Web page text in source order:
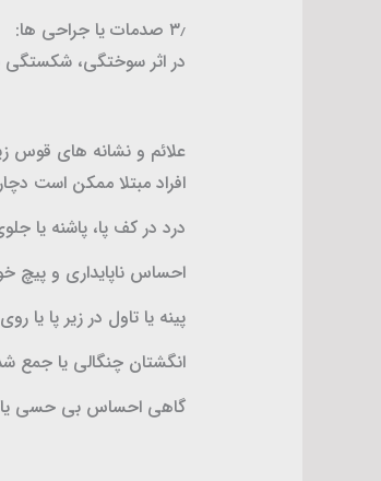
۳٫ صدمات یا جراحی ها:
در اثر سوختگی،
علائم و نشانه های قوس
افراد مبتلا ممکن است
درد در کف پا، پاشنه یا
احساس ناپایداری و پیچ
پینه یا تاول در زیر پا یا
انگشتان چنگالی یا جمع
گاهی احساس بی حسی یا